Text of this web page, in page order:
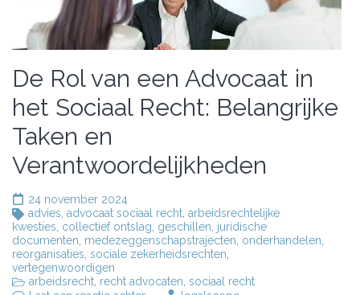
De Rol van een Advocaat in
het Sociaal Recht: Belangrijke
Taken en
Verantwoordelijkheden
24 november 2024
advies advocaat sociaal recht arbeidsrechtelijke
kwesties collectief ontslag geschillen juridische
documenten medezeggenschapstrajecten onderhandelen
reorganisaties sociale zekerheidsrechten
vertegenwoordigen
arbeidsrecht recht advocaten sociaal recht